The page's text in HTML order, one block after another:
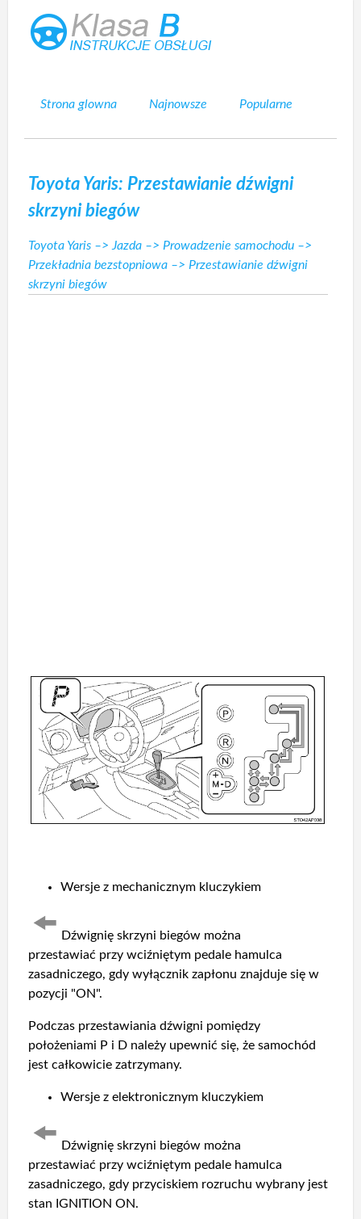
Strona glowna Najnowsze Popularne
Toyota Yaris: Przestawianie dźwigni
skrzyni biegów
Toyota Yaris –>Jazda –> Prowadzenie samochodu –>
Przekładnia bezstopniowa –> Przestawianie dźwigni
skrzyni biegów
Wersje z mechanicznym kluczykiem
Dźwignię skrzyni biegów można
przestawiać przy wciźniętym pedale hamulca
zasadniczego, gdy wyłącznik zapłonu znajduje się w
pozycji "ON".
Podczas przestawiania dźwigni pomiędzy
położeniami P i D należy upewnić się, że samochód
jest całkowicie zatrzymany.
Wersje z elektronicznym kluczykiem
Dźwignię skrzyni biegów można
przestawiać przy wciźniętym pedale hamulca
zasadniczego, gdy przyciskiem rozruchu wybrany jest
stan IGNITION ON.